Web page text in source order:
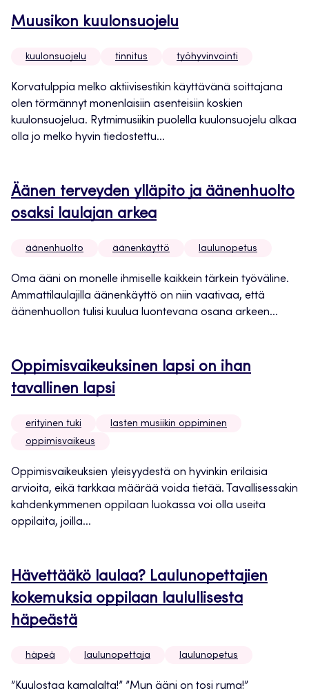
Muusikon kuulonsuojelu
kuulonsuojelu tinnitus työhyvinvointi
Korvatulppia melko aktiivisestikin käyttävänä soittajana
olen törmännyt monenlaisiin asenteisiin koskien
kuulonsuojelua. Rytmimusiikin puolella kuulonsuojelu alkaa
olla jo melko hyvin tiedostettu...
Äänen terveyden ylläpito ja äänenhuolto
osaksi laulajan arkea
äänenhuolto äänenkäyttö laulunopetus
Oma ääni on monelle ihmiselle kaikkein tärkein työväline.
Ammattilaulajilla äänenkäyttö on niin vaativaa, että
äänenhuollon tulisi kuulua luontevana osana arkeen...
Oppimisvaikeuksinen lapsi on ihan
tavallinen lapsi
erityinen tuki
lasten musiikin oppiminen
oppimisvaikeus
Oppimisvaikeuksien yleisyydestä on hyvinkin erilaisia
arvioita, eikä tarkkaa määrää voida tietää. Tavallisessakin
kahdenkymmenen oppilaan luokassa voi olla useita
oppilaita, joilla...
Hävettääkö laulaa? Laulunopettajien
kokemuksia oppilaan laulullisesta
häpeästä
häpeä laulunopettaja laulunopetus
”Kuulostaa kamalalta!” ”Mun ääni on tosi ruma!”